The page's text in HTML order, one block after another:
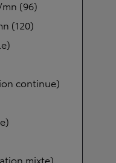
(96)
(120)
continue)
mixte)